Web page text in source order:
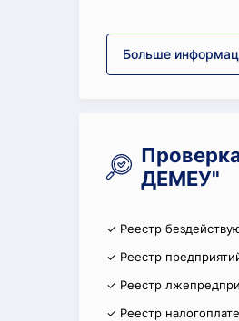
Больше
ДЕМЕУ"
✓ Реестр
✓ Реестр
✓ Реестр
✓ Реестр